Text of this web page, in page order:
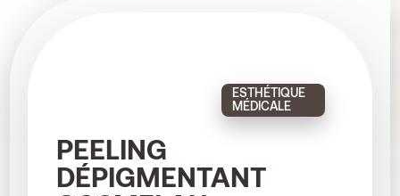
ESTHÉTIQUE
MÉDICALE
PEELING
DÉPIGMENTANT